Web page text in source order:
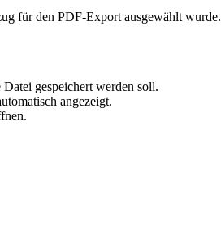
für den PDF-Export ausgewählt wurde.
gespeichert werden soll.
angezeigt.